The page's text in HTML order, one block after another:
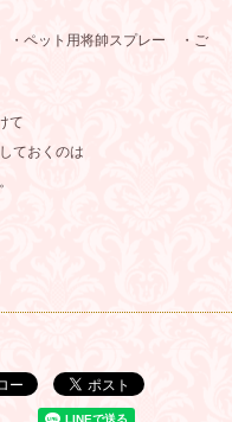
ペット用将帥スプレー ・ご
て
ておくのは